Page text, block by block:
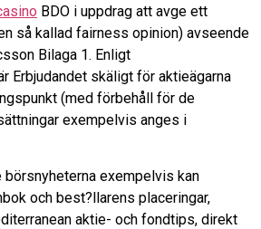
BDO i uppdrag att avge ett
så kallad fairness opinion) avseende
Bilaga 1. Enligt
Erbjudandet skäligt för aktieägarna
(med förbehåll för de
exempelvis anges i
börsnyheterna exempelvis kan
och best?llarens placeringar,
aktie- och fondtips, direkt